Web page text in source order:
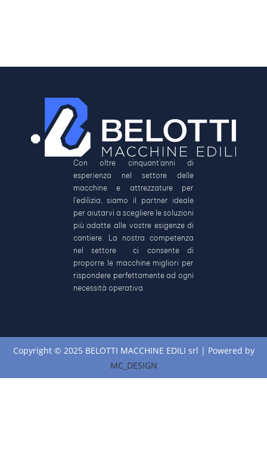
Con oltre cinquant’anni di
esperienza nel settore delle
macchine e attrezzature per
l’edilizia, siamo il partner ideale
per aiutarvi a scegliere le soluzioni
più adatte alle vostre esigenze di
cantiere. La nostra competenza
nel settore ci consente di
proporre le macchine migliori per
rispondere perfettamente ad ogni
necessità operativa.
Copyright © 2025 BELOTTI MACCHINE EDILI srl | Powered by
MC_DESIGN